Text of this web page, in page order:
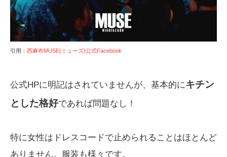
引用： 西麻布MUSE(ミューズ)公式Facebook
公式HPに明記はされていませんが、基本的にキチン
とした格好であれば問題なし！
特に女性はドレスコードで止められることはほとんど
ありません。服装も様々です。